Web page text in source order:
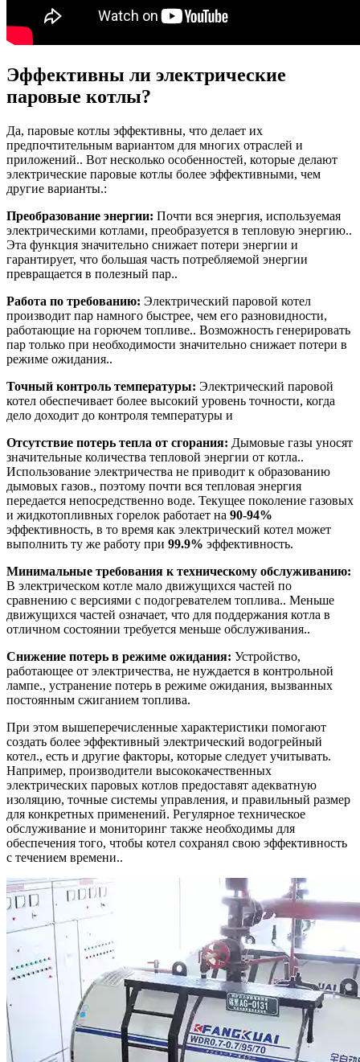
Эффективны ли электрические
паровые котлы?
Да, паровые котлы эффективны, что делает их
предпочтительным вариантом для многих отраслей и
приложений.. Вот несколько особенностей, которые делают
электрические паровые котлы более эффективными, чем
другие варианты.:
Преобразование энергии: Почти вся энергия, используемая
электрическими котлами, преобразуется в тепловую энергию..
Эта функция значительно снижает потери энергии и
гарантирует, что большая часть потребляемой энергии
превращается в полезный пар..
Работа по требованию: Электрический паровой котел
производит пар намного быстрее, чем его разновидности,
работающие на горючем топливе.. Возможность генерировать
пар только при необходимости значительно снижает потери в
режиме ожидания..
Точный контроль температуры: Электрический паровой
котел обеспечивает более высокий уровень точности, когда
дело доходит до контроля температуры и
Отсутствие потерь тепла от сгорания: Дымовые газы уносят
значительные количества тепловой энергии от котла..
Использование электричества не приводит к образованию
дымовых газов., поэтому почти вся тепловая энергия
передается непосредственно воде. Текущее поколение газовых
и жидкотопливных горелок работает на 90-94%
эффективность, в то время как электрический котел может
выполнить ту же работу при 99.9% эффективность.
Минимальные требования к техническому обслуживанию:
В электрическом котле мало движущихся частей по
сравнению с версиями с подогревателем топлива.. Меньше
движущихся частей означает, что для поддержания котла в
отличном состоянии требуется меньше обслуживания..
Снижение потерь в режиме ожидания: Устройство,
работающее от электричества, не нуждается в контрольной
лампе., устранение потерь в режиме ожидания, вызванных
постоянным сжиганием топлива.
При этом вышеперечисленные характеристики помогают
создать более эффективный электрический водогрейный
котел., есть и другие факторы, которые следует учитывать.
Например, производители высококачественных
электрических паровых котлов предоставят адекватную
изоляцию, точные системы управления, и правильный размер
для конкретных применений. Регулярное техническое
обслуживание и мониторинг также необходимы для
обеспечения того, чтобы котел сохранял свою эффективность
с течением времени..